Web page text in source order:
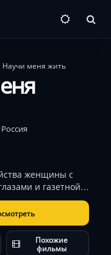
Научи меня жить
Россия
женщины с
и газетной
вызов двум
следователю
Илье
нап…
Похожие
фильмы